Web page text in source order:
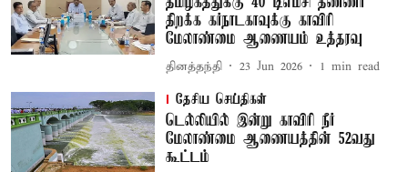
திறக்க கர்நாடகாவுக்கு காவிரி
மேலாண்மை ஆணையம் உத்தரவு
தினத்தந்தி 23 Jun 2026 1 min read
தேசிய செய்திகள்
டெல்லியில் இன்று காவிரி நீர்
மேலாண்மை ஆணையத்தின் 52வது
கூட்டம்